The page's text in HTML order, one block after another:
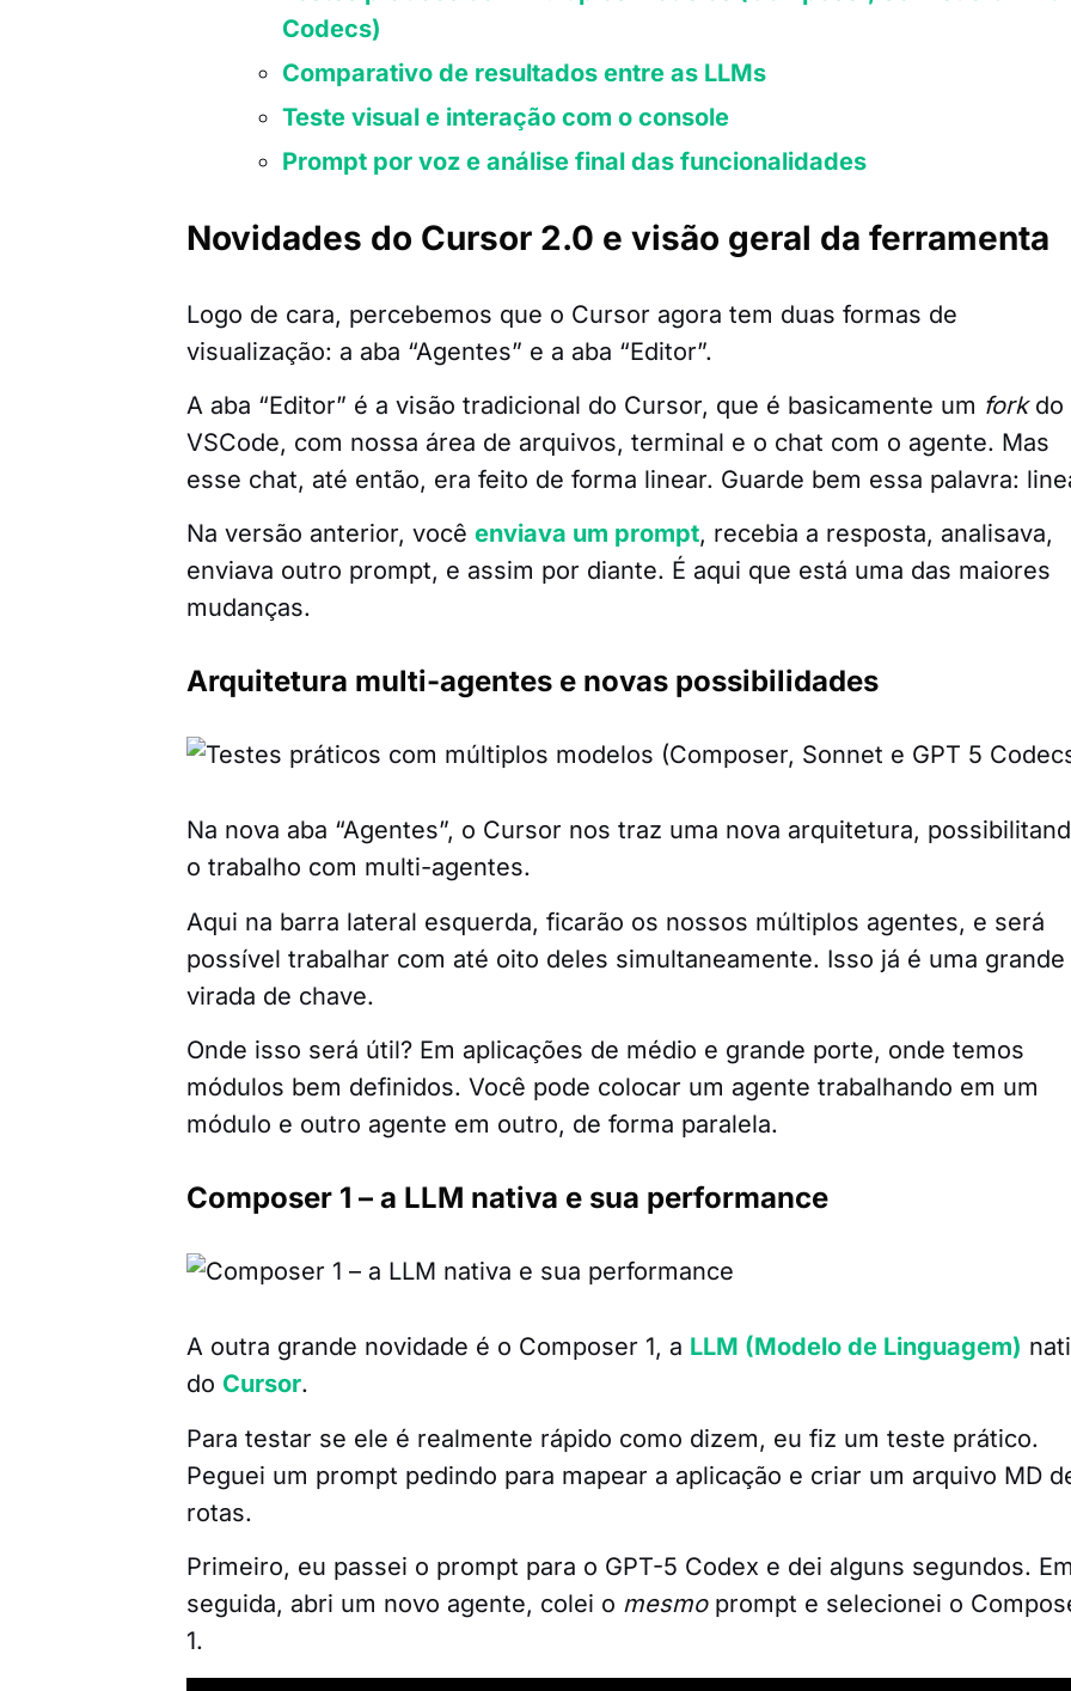
Codecs)
Comparativo de resultados entre as LLMs
Teste visual e interação com o console
Prompt por voz e análise final das funcionalidades
Novidades do Cursor 2.0 e visão geral da ferramenta
Logo de cara, percebemos que o Cursor agora tem duas formas de
visualização: a aba “Agentes” e a aba “Editor”.
A aba “Editor” é a visão tradicional do Cursor, que é basicamente um forkdo
VSCode, com nossa área de arquivos, terminal e o chat com o agente. Mas
esse chat, até então, era feito de forma linear. Guarde bem essa palavra:
Na versão anterior, vocêenviava um prompt, recebia a resposta, analisava,
enviava outro prompt, e assim por diante. É aqui que está uma das maiores
mudanças.
Arquitetura multi-agentes e novas possibilidades
Na nova aba “Agentes”, o Cursor nos traz uma nova arquitetura,
o trabalho com multi-agentes.
Aqui na barra lateral esquerda, ficarão os nossos múltiplos agentes, e será
possível trabalhar com até oito deles simultaneamente. Isso já é uma grande
virada de chave.
Onde isso será útil? Em aplicações de médio e grande porte, onde temos
módulos bem definidos. Você pode colocar um agente trabalhando em um
módulo e outro agente em outro, de forma paralela.
Composer 1 – a LLM nativa e sua performance
A outra grande novidade é o Composer 1, a LLM (Modelo de Linguagem)
do Cursor.
Para testar se ele é realmente rápido como dizem, eu fiz um teste prático.
Peguei um prompt pedindo para mapear a aplicação e criar um arquivo MD
rotas.
Primeiro, eu passei o prompt para o GPT-5 Codex e dei alguns segundos.
seguida, abri um novo agente, colei o mesmoprompt e selecionei o
1.